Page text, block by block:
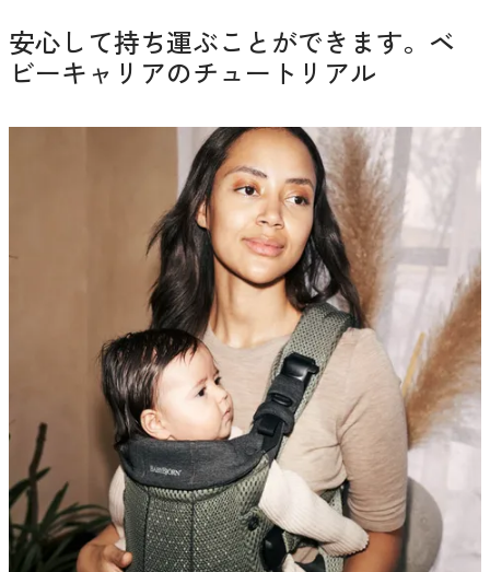
安心して持ち運ぶことができます。ベ
ビーキャリアのチュートリアル